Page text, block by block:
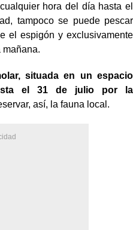
hora del día hasta el
tampoco se puede pescar
el espigón y exclusivamente
mañana.
situada en un espacio
el 31 de julio por la
así, la fauna local.